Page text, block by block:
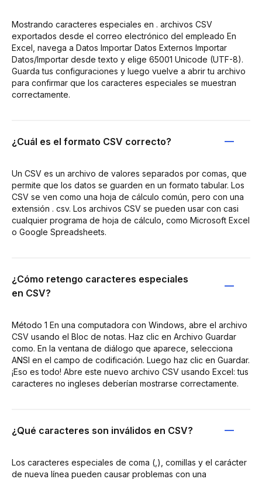
Mostrando caracteres especiales en . archivos CSV
exportados desde el correo electrónico del empleado En
Excel, navega a Datos Importar Datos Externos Importar
Datos/Importar desde texto y elige 65001 Unicode (UTF-8).
Guarda tus configuraciones y luego vuelve a abrir tu archivo
para confirmar que los caracteres especiales se muestran
correctamente.
¿Cuál es el formato CSV correcto?
Un CSV es un archivo de valores separados por comas, que
permite que los datos se guarden en un formato tabular. Los
CSV se ven como una hoja de cálculo común, pero con una
extensión . csv. Los archivos CSV se pueden usar con casi
cualquier programa de hoja de cálculo, como Microsoft Excel
o Google Spreadsheets.
¿Cómo retengo caracteres especiales
en CSV?
Método 1 En una computadora con Windows, abre el archivo
CSV usando el Bloc de notas. Haz clic en Archivo Guardar
como. En la ventana de diálogo que aparece, selecciona
ANSI en el campo de codificación. Luego haz clic en Guardar.
¡Eso es todo! Abre este nuevo archivo CSV usando Excel: tus
caracteres no ingleses deberían mostrarse correctamente.
¿Qué caracteres son inválidos en CSV?
Los caracteres especiales de coma (,), comillas y el carácter
de nueva línea pueden causar problemas con una